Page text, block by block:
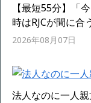
【最短55分】「
時はRJCが間に合
2026年08月07日
法人なのに一人